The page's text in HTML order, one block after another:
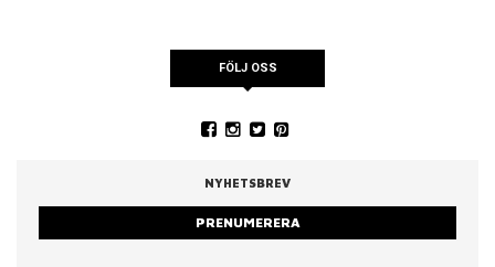
FÖLJ OSS
NYHETSBREV
PRENUMERERA